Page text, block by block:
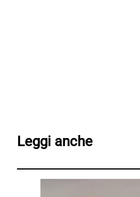
Leggi anche